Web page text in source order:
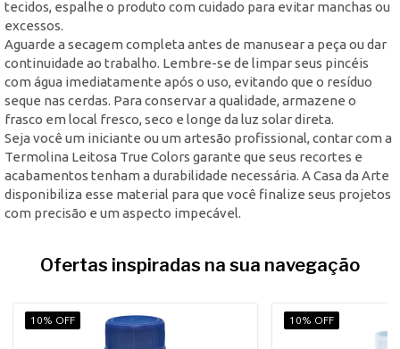
tecidos, espalhe o produto com cuidado para evitar manchas ou
excessos.
Aguarde a secagem completa antes de manusear a peça ou dar
continuidade ao trabalho. Lembre-se de limpar seus pincéis
com água imediatamente após o uso, evitando que o resíduo
seque nas cerdas. Para conservar a qualidade, armazene o
frasco em local fresco, seco e longe da luz solar direta.
Seja você um iniciante ou um artesão profissional, contar com a
Termolina Leitosa True Colors garante que seus recortes e
acabamentos tenham a durabilidade necessária. A Casa da Arte
disponibiliza esse material para que você finalize seus projetos
com precisão e um aspecto impecável.
Ofertas inspiradas na sua navegação
10% OFF 10% OFF